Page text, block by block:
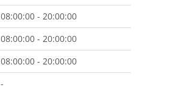
08:00:00 - 20:00:00
08:00:00 - 20:00:00
08:00:00 - 20:00:00
-